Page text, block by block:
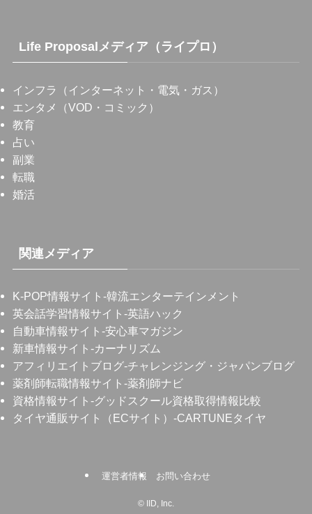
Life Proposalメディア（ライプロ）
インフラ（インターネット・電気・ガス）
エンタメ（VOD・コミック）
教育
占い
副業
転職
婚活
関連メディア
K-POP情報サイト -韓流エンターテインメント
英会話学習情報サイト -英語ハック
自動車情報サイト -安心車マガジン
新車情報サイト -カーナリズム
アフィリエイトブログ-チャレンジング・ジャパンブログ
薬剤師転職情報サイト -薬剤師ナビ
資格情報サイト -グッドスクール資格取得情報比較
タイヤ通販サイト（ECサイト） -CARTUNEタイヤ
運営者情報 お問い合わせ
© IID, Inc.